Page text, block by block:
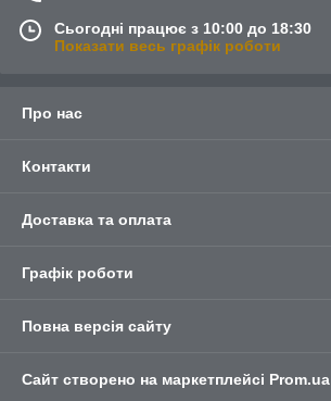
Сьогодні працює з 10:00 до 18:30
Показати весь графік роботи
Про нас
Контакти
Доставка та оплата
Графік роботи
Повна версія сайту
Сайт створено на маркетплейсі Prom.ua